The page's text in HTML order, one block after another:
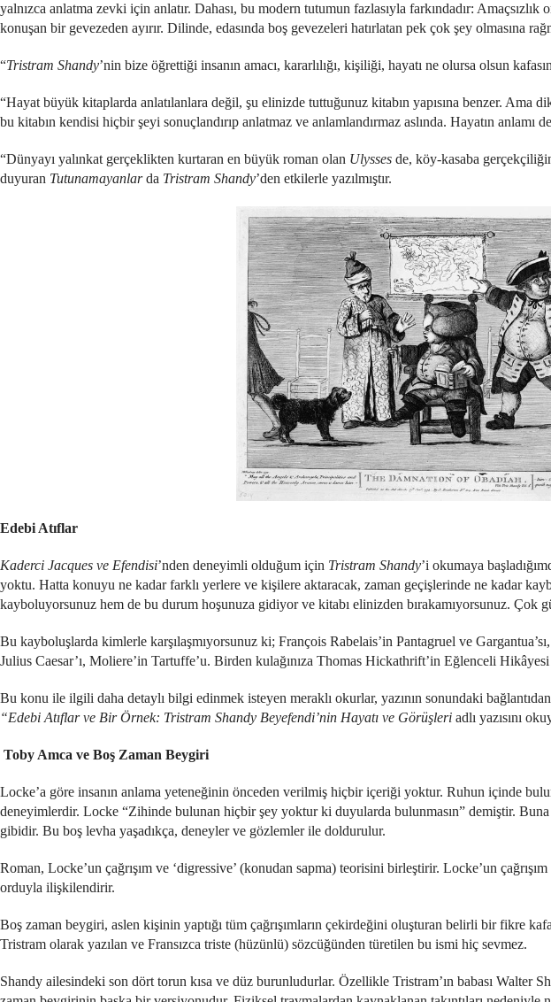
yalnızca anlatma zevki için anlatır. Dahası, bu modern tutumun fazlasıyla farkındadır:
konuşan bir gevezeden ayırır. Dilinde, edasında boş gevezeleri hatırlatan pek çok şey olmasına
“Tristram Shandy’nin bize öğrettiği insanın amacı, kararlılığı, kişiliği, hayatı ne olursa olsun
“Hayat büyük kitaplarda anlatılanlara değil, şu elinizde tuttuğunuz kitabın yapısına benzer. Ama
bu kitabın kendisi hiçbir şeyi sonuçlandırıp anlatmaz ve anlamlandırmaz aslında. Hayatın anlamı
“Dünyayı yalınkat gerçeklikten kurtaran en büyük roman olan Ulysses de, köy-kasaba
duyuran Tutunamayanlarda Tristram Shandy’den etkilerle yazılmıştır.
Edebi Atıflar
Kaderci Jacques ve Efendisi’nden deneyimli olduğum için Tristram Shandy’i okumaya
yoktu. Hatta konuyu ne kadar farklı yerlere ve kişilere aktaracak, zaman geçişlerinde ne kadar
kayboluyorsunuz hem de bu durum hoşunuza gidiyor ve kitabı elinizden bırakamıyorsunuz. Çok
Bu kayboluşlarda kimlerle karşılaşmıyorsunuz ki; François Rabelais’in Pantagruel ve
Julius Caesar’ı, Moliere’in Tartuffe’u. Birden kulağınıza Thomas Hickathrift’in Eğlenceli
Bu konu ile ilgili daha detaylı bilgi edinmek isteyen meraklı okurlar, yazının sonundaki
“Edebi Atıflar ve Bir Örnek: Tristram Shandy Beyefendi’nin Hayatı ve Görüşleri adlı yazısını
Toby Amca ve Boş Zaman Beygiri
Locke’a göre insanın anlama yeteneğinin önceden verilmiş hiçbir içeriği yoktur. Ruhun içinde
deneyimlerdir. Locke “Zihinde bulunan hiçbir şey yoktur ki duyularda bulunmasın” demiştir.
gibidir. Bu boş levha yaşadıkça, deneyler ve gözlemler ile doldurulur.
Roman, Locke’un çağrışım ve ‘digressive’ (konudan sapma) teorisini birleştirir. Locke’un
orduyla ilişkilendirir.
Boş zaman beygiri, aslen kişinin yaptığı tüm çağrışımların çekirdeğini oluşturan belirli bir fikre
Tristram olarak yazılan ve Fransızca triste (hüzünlü) sözcüğünden türetilen bu ismi hiç sevmez.
Shandy ailesindeki son dört torun kısa ve düz burunludurlar. Özellikle Tristram’ın babası Walter